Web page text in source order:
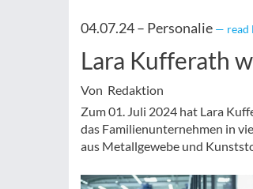
04.07.24 – Personalie — read
Lara Kufferath
Von Redaktion
Zum 01. Juli 2024 hat Lara
das Familienunternehmen in
aus Metallgewebe und